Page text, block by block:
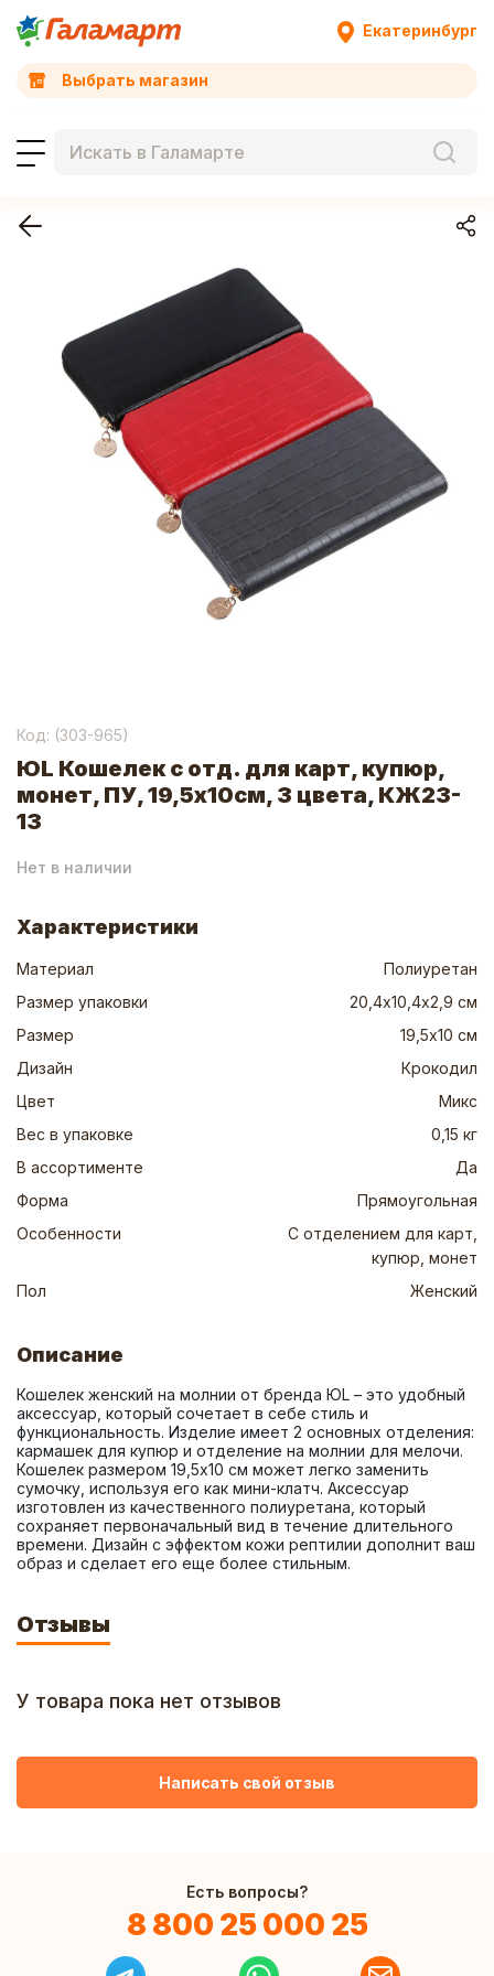
Екатеринбург
Выбрать магазин
Код: (303-965)
ЮL Кошелек с отд. для карт, купюр,
монет, ПУ, 19,5х10см, 3 цвета, КЖ23-
13
Нет в наличии
Характеристики
Материал
Полиуретан
Размер упаковки
20,4х10,4х2,9 см
Размер
19,5х10 см
Дизайн
Крокодил
Цвет
Микс
Вес в упаковке
0,15 кг
В ассортименте
Да
Форма
Прямоугольная
Особенности
С отделением для карт,
купюр, монет
Пол
Женский
Описание
Кошелек женский на молнии от бренда ЮL – это удобный
аксессуар, который сочетает в себе стиль и
функциональность. Изделие имеет 2 основных отделения:
кармашек для купюр и отделение на молнии для мелочи.
Кошелек размером 19,5х10 см может легко заменить
сумочку, используя его как мини-клатч. Аксессуар
изготовлен из качественного полиуретана, который
сохраняет первоначальный вид в течение длительного
времени. Дизайн с эффектом кожи рептилии дополнит ваш
образ и сделает его еще более стильным.
Отзывы
У товара пока нет отзывов
Написать свой отзыв
Есть вопросы?
8 800 25 000 25